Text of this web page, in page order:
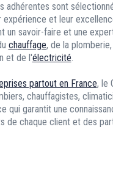
adhérentes sont
expérience et leur
un savoir-faire et une
chauffage, de la
et de l'électricité.
partout en France, le
chauffagistes,
qui garantit une
de chaque client et des